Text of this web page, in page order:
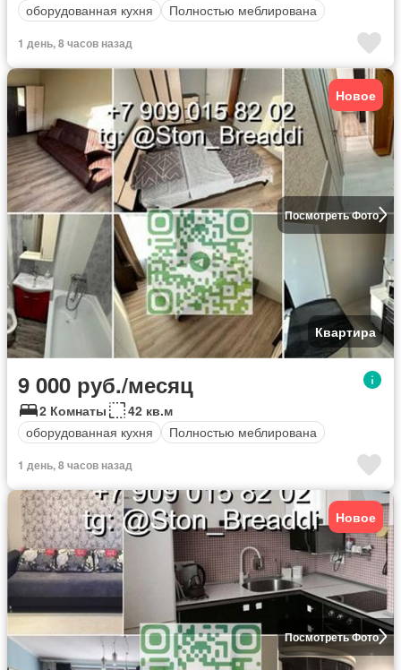
оборудованная кухня
Полностью меблирована
1 день, 8 часов назад
Посмотреть Фото
Новое
Квартира
9 000 руб./месяц
2 Комнаты
42 кв.м
оборудованная кухня
Полностью меблирована
1 день, 8 часов назад
Посмотреть Фото
Новое